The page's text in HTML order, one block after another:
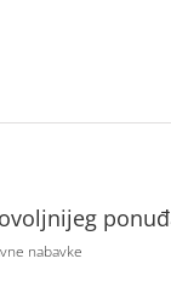
nabavke